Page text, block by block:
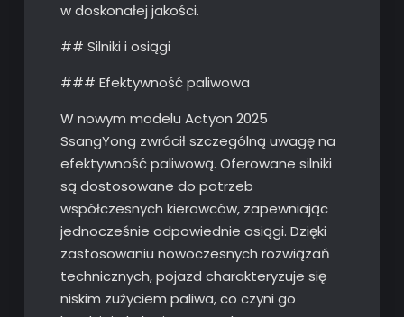
w doskonałej jakości.
## Silniki i osiągi
### Efektywność paliwowa
W nowym modelu Actyon 2025
SsangYong zwrócił szczególną uwagę na
efektywność paliwową. Oferowane silniki
są dostosowane do potrzeb
współczesnych kierowców, zapewniając
jednocześnie odpowiednie osiągi. Dzięki
zastosowaniu nowoczesnych rozwiązań
technicznych, pojazd charakteryzuje się
niskim zużyciem paliwa, co czyni go